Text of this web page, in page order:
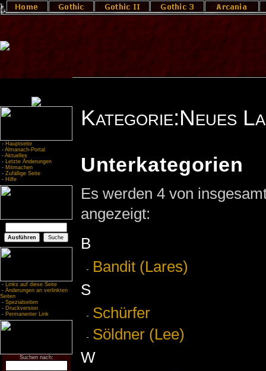
- Hauptseite
- Almanach-Portal
- Aktuelles
- Letzte Änderungen
- Mitmachen
- Zufällige Seite
- Hilfe
- Links auf diese Seite
- Änderungen an verlinkten
Seiten
- Spezialseiten
- Druckversion
- Permanenter Link
Suchen nach:
Kategorie:Neues
Unterkategorien
Es werden 4 von
angezeigt:
B
Bandit (Lares)
S
Schürfer
Söldner (Lee)
W